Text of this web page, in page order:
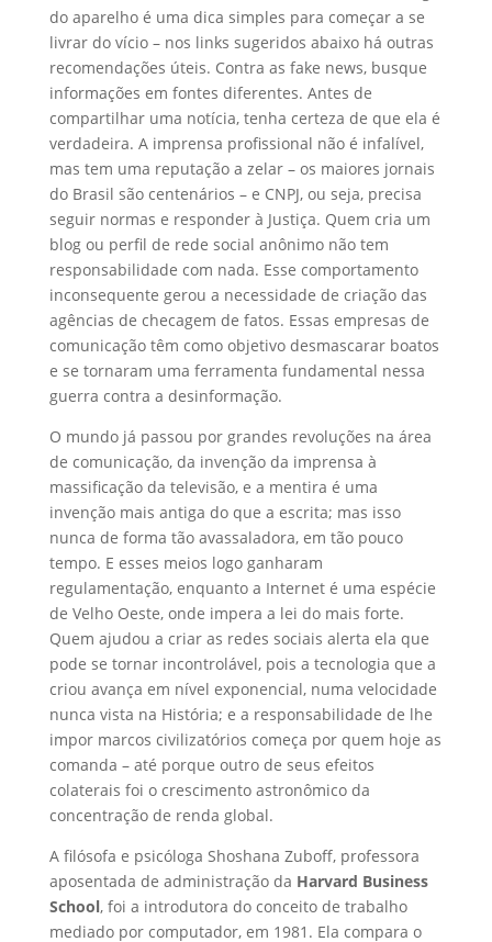
do aparelho é uma dica simples para começar a se
livrar do vício – nos links sugeridos abaixo há outras
recomendações úteis. Contra as fake news, busque
informações em fontes diferentes. Antes de
compartilhar uma notícia, tenha certeza de que ela é
verdadeira. A imprensa profissional não é infalível,
mas tem uma reputação a zelar – os maiores jornais
do Brasil são centenários – e CNPJ, ou seja, precisa
seguir normas e responder à Justiça. Quem cria um
blog ou perfil de rede social anônimo não tem
responsabilidade com nada. Esse comportamento
inconsequente gerou a necessidade de criação das
agências de checagem de fatos. Essas empresas de
comunicação têm como objetivo desmascarar boatos
e se tornaram uma ferramenta fundamental nessa
guerra contra a desinformação.
O mundo já passou por grandes revoluções na área
de comunicação, da invenção da imprensa à
massificação da televisão, e a mentira é uma
invenção mais antiga do que a escrita; mas isso
nunca de forma tão avassaladora, em tão pouco
tempo. E esses meios logo ganharam
regulamentação, enquanto a Internet é uma espécie
de Velho Oeste, onde impera a lei do mais forte.
Quem ajudou a criar as redes sociais alerta ela que
pode se tornar incontrolável, pois a tecnologia que a
criou avança em nível exponencial, numa velocidade
nunca vista na História; e a responsabilidade de lhe
impor marcos civilizatórios começa por quem hoje as
comanda – até porque outro de seus efeitos
colaterais foi o crescimento astronômico da
concentração de renda global.
A filósofa e psicóloga Shoshana Zuboff, professora
aposentada de administração da Harvard Business
School, foi a introdutora do conceito de trabalho
mediado por computador, em 1981. Ela compara o